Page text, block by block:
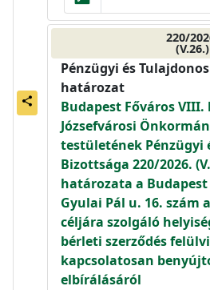
share
220/
(V.26.)
Pénzügyi és
határozat
Budapest Főváros
Józsefvárosi
testületének Pénzügyi
Bizottsága 220/2026.
határozata a
Gyulai Pál u. 16. szám
céljára szolgáló
bérleti szerződés
kapcsolatosan
elbírálásáról